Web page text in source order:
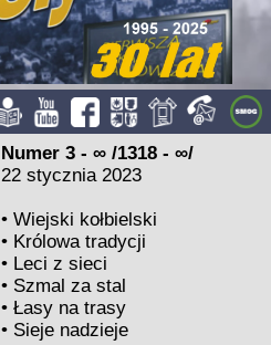
Numer 3 - ∞ /1318 - ∞/
22 stycznia 2023
•Wiejski kołbielski
• Królowa tradycji
• Leci z sieci
• Szmal za stal
•Łasy na trasy
• Sieje nadzieje